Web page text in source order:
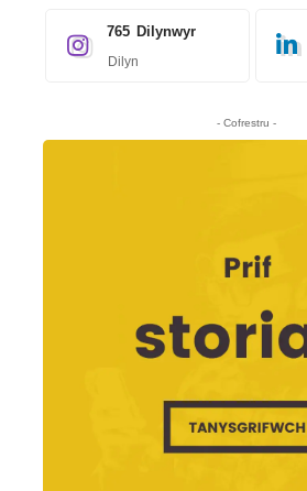
765 Dilynwyr
Dilyn
- Cofrestru -